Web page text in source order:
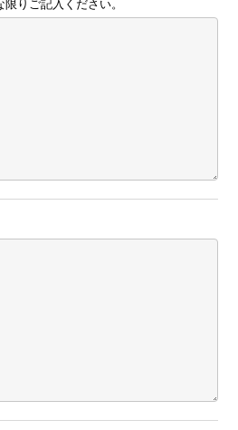
りご記入ください。